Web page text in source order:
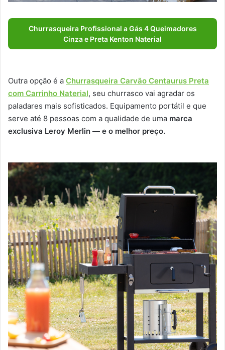
Churrasqueira Profissional a Gás 4 Queimadores
Cinza e Preta Kenton Naterial
Outra opção é a Churrasqueira Carvão Centaurus Preta
com Carrinho Naterial, seu churrasco vai agradar os
paladares mais sofisticados. Equipamento portátil e que
serve até 8 pessoas com a qualidade de uma marca
exclusiva Leroy Merlin — e o melhor preço.